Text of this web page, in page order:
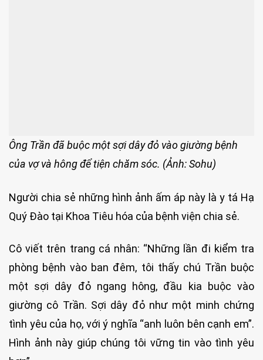
Ông Trần đã buộc một sợi dây đỏ vào giường bệnh
của vợ và hông để tiện chăm sóc. (Ảnh: Sohu)
Người chia sẻ những hình ảnh ấm áp này là y tá Hạ
Quý Đào tại Khoa Tiêu hóa của bệnh viện chia sẻ.
Cô viết trên trang cá nhân: “Những lần đi kiểm tra
phòng bệnh vào ban đêm, tôi thấy chú Trần buộc
một sợi dây đỏ ngang hông, đầu kia buộc vào
giường cô Trần. Sợi dây đỏ như một minh chứng
tình yêu của họ, với ý nghĩa “anh luôn bên cạnh em”.
Hình ảnh này giúp chúng tôi vững tin vào tình yêu